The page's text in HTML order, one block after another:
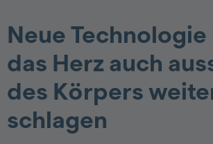
Neue
das Herz auch
des Körpers
schlagen